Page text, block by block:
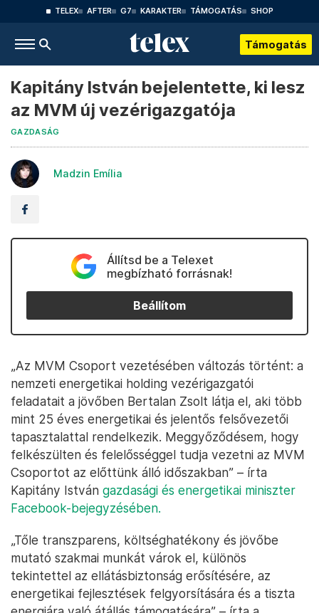
TELEX AFTER G7 KARAKTER TÁMOGATÁS SHOP
Támogatás
Kapitány István bejelentette, ki lesz
az MVM új vezérigazgatója
GAZDASÁG
Madzin Emília
Állítsd be a Telexet
megbízható forrásnak!
Beállítom
„Az MVM Csoport vezetésében változás történt: a
nemzeti energetikai holding vezérigazgatói
feladatait a jövőben Bertalan Zsolt látja el, aki több
mint 25 éves energetikai és jelentős felsővezetői
tapasztalattal rendelkezik. Meggyőződésem, hogy
felkészülten és felelősséggel tudja vezetni az MVM
Csoportot az előttünk álló időszakban” – írta
Kapitány István gazdasági és energetikai miniszter
Facebook-bejegyzésében.
„Tőle transzparens, költséghatékony és jövőbe
mutató szakmai munkát várok el, különös
tekintettel az ellátásbiztonság erősítésére, az
energetikai fejlesztések felgyorsítására és a tiszta